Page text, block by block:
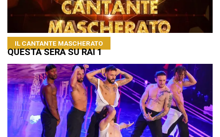
IL CANTANTE MASCHERATO
QUESTA SERA SU RAI 1